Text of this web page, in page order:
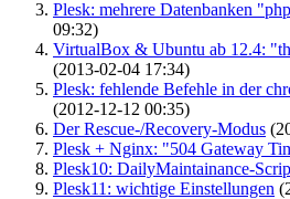
Plesk: mehrere Datenbanken
09:32)
VirtualBox & Ubuntu ab 12.4:
(2013-02-04 17:34)
Plesk: fehlende Befehle in der
(2012-12-12 00:35)
Der Rescue-/Recovery-Modus
Plesk + Nginx: "504 Gateway
Plesk10: DailyMaintainance-
Plesk11: wichtige Einstellungen